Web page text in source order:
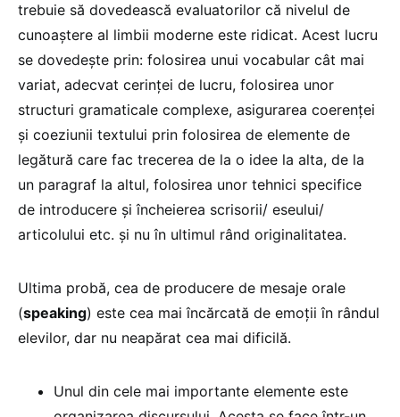
trebuie să dovedească evaluatorilor că nivelul de
cunoaștere al limbii moderne este ridicat. Acest lucru
se dovedește prin: folosirea unui vocabular cât mai
variat, adecvat cerinței de lucru, folosirea unor
structuri gramaticale complexe, asigurarea coerenței
și coeziunii textului prin folosirea de elemente de
legătură care fac trecerea de la o idee la alta, de la
un paragraf la altul, folosirea unor tehnici specifice
de introducere și încheierea scrisorii/ eseului/
articolului etc. și nu în ultimul rând originalitatea.
Ultima probă, cea de producere de mesaje orale
(speaking) este cea mai încărcată de emoții în rândul
elevilor, dar nu neapărat cea mai dificilă.
Unul din cele mai importante elemente este